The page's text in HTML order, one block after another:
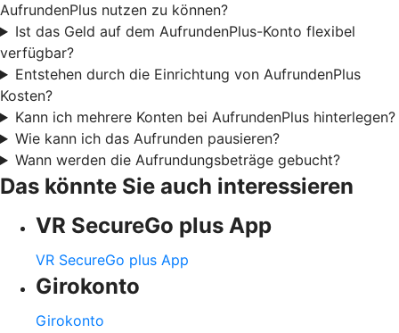
AufrundenPlus nutzen zu können?
Ist das Geld auf dem AufrundenPlus-Konto flexibel
verfügbar?
Entstehen durch die Einrichtung von AufrundenPlus
Kosten?
Kann ich mehrere Konten bei AufrundenPlus hinterlegen?
Wie kann ich das Aufrunden pausieren?
Wann werden die Aufrundungsbeträge gebucht?
Das könnte Sie auch interessieren
VR SecureGo plus App
VR SecureGo plus App
Girokonto
Girokonto